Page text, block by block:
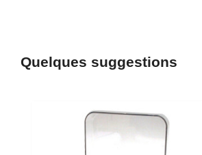
Quelques suggestions